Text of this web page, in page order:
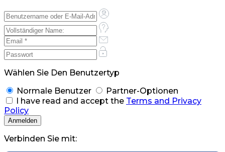
Wählen Sie Den Benutzertyp
Normale Benutzer
Partner-Optionen
I have read and accept the Terms and Privacy
Policy
Verbinden Sie mit: